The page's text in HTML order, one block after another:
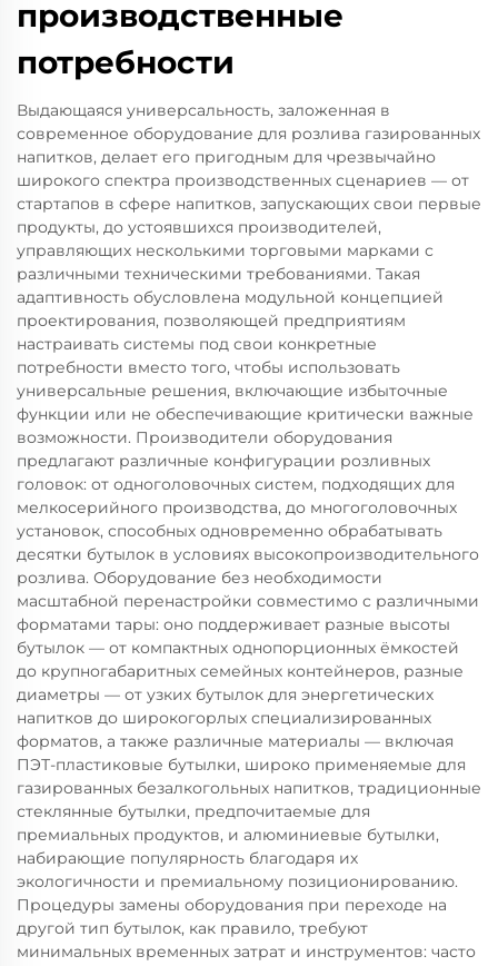
производственные
потребности
Выдающаяся универсальность, заложенная в
современное оборудование для розлива газированных
напитков, делает его пригодным для чрезвычайно
широкого спектра производственных сценариев — от
стартапов в сфере напитков, запускающих свои первые
продукты, до устоявшихся производителей,
управляющих несколькими торговыми марками с
различными техническими требованиями. Такая
адаптивность обусловлена модульной концепцией
проектирования, позволяющей предприятиям
настраивать системы под свои конкретные
потребности вместо того, чтобы использовать
универсальные решения, включающие избыточные
функции или не обеспечивающие критически важные
возможности. Производители оборудования
предлагают различные конфигурации розливных
головок: от одноголовочных систем, подходящих для
мелкосерийного производства, до многоголовочных
установок, способных одновременно обрабатывать
десятки бутылок в условиях высокопроизводительного
розлива. Оборудование без необходимости
масштабной перенастройки совместимо с различными
форматами тары: оно поддерживает разные высоты
бутылок — от компактных однопорционных ёмкостей
до крупногабаритных семейных контейнеров, разные
диаметры — от узких бутылок для энергетических
напитков до широкогорлых специализированных
форматов, а также различные материалы — включая
ПЭТ-пластиковые бутылки, широко применяемые для
газированных безалкогольных напитков, традиционные
стеклянные бутылки, предпочитаемые для
премиальных продуктов, и алюминиевые бутылки,
набирающие популярность благодаря их
экологичности и премиальному позиционированию.
Процедуры замены оборудования при переходе на
другой тип бутылок, как правило, требуют
минимальных временных затрат и инструментов: часто